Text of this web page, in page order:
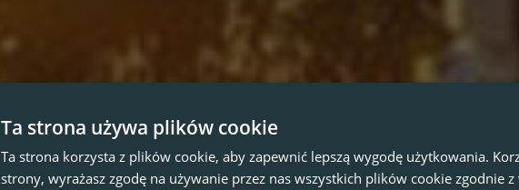
Ta strona używa plików cookie
Ta strona korzysta z plików cookie, aby zapewnić lepszą wygodę użytkowania.
strony, wyrażasz zgodę na używanie przez nas wszystkich plików cookie zgodnie